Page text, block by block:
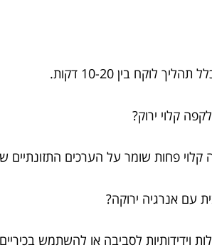
לוקח בין 10-20 דקות.
קלוי ירוק?
פחות שומר על הערכים התזונתיים
עם אנרגיה ירוקה?
וידידותיות לסביבה או להשתמש